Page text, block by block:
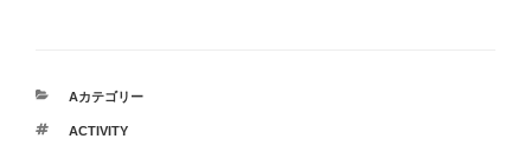
カ
ゴ
Aカテゴリー
タ
ACTIVITY